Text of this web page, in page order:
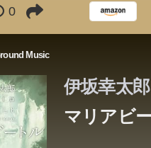
0
Music
伊坂幸太郎
マリアビ